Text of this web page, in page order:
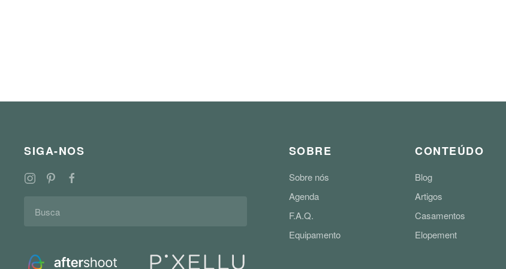
SIGA-NOS SOBRE
Sobre nós
Agenda
F.A.Q.
Equipamento
CONTEÚDO
Blog
Artigos
Casamentos
Elopement